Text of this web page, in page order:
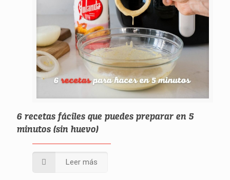
6 recetas fáciles que puedes preparar en 5
minutos (sin huevo)
Leer más